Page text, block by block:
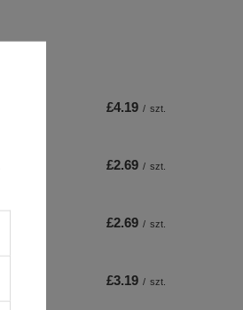
£4.19 / szt.
£2.69 / szt.
£2.69 / szt.
£3.19 / szt.